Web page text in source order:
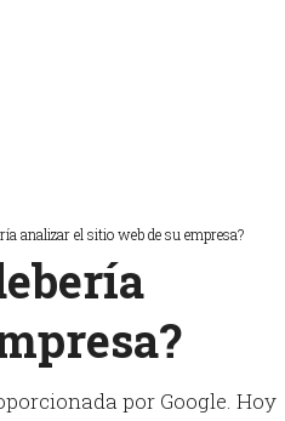
analizar el sitio web de su empresa?
por Google. Hoy